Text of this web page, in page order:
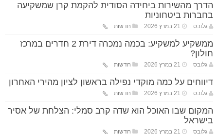
הדרך מהשירות ביחידה הסודית להקמת קרן שמשקיעה
בחברות ביטחוניות
גלובס 21 במרץ 2026 חדשות
ממשקיע למשקיע: בכמה נמכרה דירת 2 חדרים במרכז
חולון?
גלובס 21 במרץ 2026 חדשות
דיווחים על כמה מוקדי נפילה בראשון לציון מהירי האחרון
גלובס 21 במרץ 2026 חדשות
המקום שבו האוכל הוא שדה קרב סמלי: הצלחת של אסיר
בישראל
גלובס 21 במרץ 2026 חדשות